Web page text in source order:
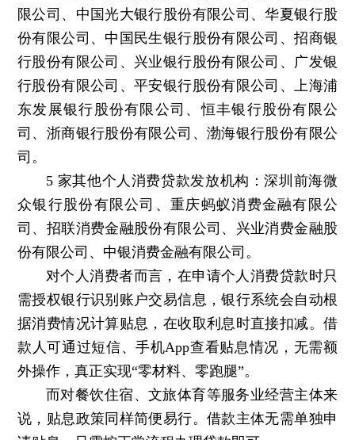
限公司、中国光大银行股份有限公司、华夏银行股
份有限公司、中国民生银行股份有限公司、招商银
行股份有限公司、兴业银行股份有限公司、广发银
行股份有限公司、平安银行股份有限公司、上海浦
东发展银行股份有限公司、恒丰银行股份有限公
司、浙商银行股份有限公司、渤海银行股份有限公
司。
5 家其他个人消费贷款发放机构：深圳前海微
众银行股份有限公司、重庆蚂蚁消费金融有限公
司、招联消费金融股份有限公司、兴业消费金融股
份有限公司、中银消费金融有限公司。
对个人消费者而言，在申请个人消费贷款时只
需授权银行识别账户交易信息，银行系统会自动根
据消费情况计算贴息，在收取利息时直接扣减。借
款人可通过短信、手机App查看贴息情况，无需额
外操作，真正实现“零材料、零跑腿”。
而对餐饮住宿、文旅体育等服务业经营主体来
说，贴息政策同样简便易行。借款主体无需单独申